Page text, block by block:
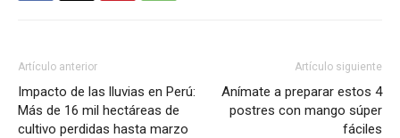
Artículo anterior
Impacto de las lluvias en Perú:
Más de 16 mil hectáreas de
cultivo perdidas hasta marzo
Artículo siguiente
Anímate a preparar estos 4
postres con mango súper
fáciles